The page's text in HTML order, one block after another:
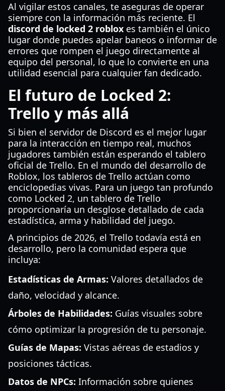
Al vigilar estos canales, te aseguras de operar
siempre con la información más reciente. El
discord de locked 2 roblox es también el único
lugar donde puedes apelar baneos o informar de
errores que rompen el juego directamente al
equipo del personal, lo que lo convierte en una
utilidad esencial para cualquier fan dedicado.
El futuro de Locked 2:
Trello y más allá
Si bien el servidor de Discord es el mejor lugar
para la interacción en tiempo real, muchos
jugadores también están esperando el tablero
oficial de Trello. En el mundo del desarrollo de
Roblox, los tableros de Trello actúan como
enciclopedias vivas. Para un juego tan profundo
como Locked 2, un tablero de Trello
proporcionaría un desglose detallado de cada
estadística, arma y habilidad del juego.
A principios de 2026, el Trello todavía está en
desarrollo, pero la comunidad espera que
incluya:
Estadísticas de Armas: Valores detallados de
daño, velocidad y alcance.
Árboles de Habilidades: Guías visuales sobre
cómo optimizar la progresión de tu personaje.
Guías de Mapas: Vistas aéreas de estadios y
posiciones tácticas.
Datos de NPCs: Información sobre quienes